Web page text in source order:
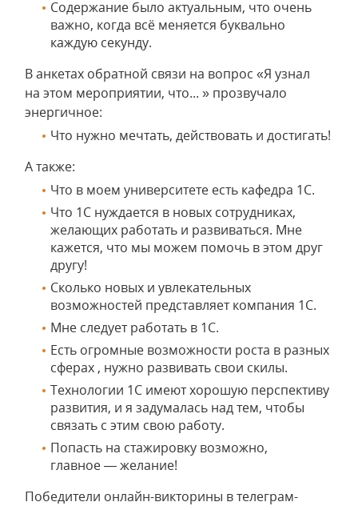
Содержание было актуальным, что очень
важно, когда всё меняется буквально
каждую секунду.
В анкетах обратной связи на вопрос «Я узнал
на этом мероприятии, что... » прозвучало
энергичное:
Что нужно мечтать, действовать и достигать!
А также:
Что в моем университете есть кафедра 1С.
Что 1С нуждается в новых сотрудниках,
желающих работать и развиваться. Мне
кажется, что мы можем помочь в этом друг
другу!
Сколько новых и увлекательных
возможностей представляет компания 1С.
Мне следует работать в 1С.
Есть огромные возможности роста в разных
сферах , нужно развивать свои скилы.
Технологии 1С имеют хорошую перспективу
развития, и я задумалась над тем, чтобы
связать с этим свою работу.
Попасть на стажировку возможно,
главное — желание!
Победители онлайн-викторины в телеграм-